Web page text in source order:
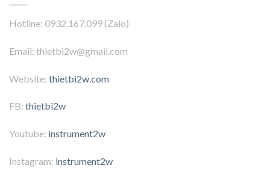
Hotline: 0932.167.099 (Zalo)
Email: thietbi2w@gmail.com
Website: thietbi2w.com
FB: thietbi2w
Youtube: instrument2w
Instagram: instrument2w